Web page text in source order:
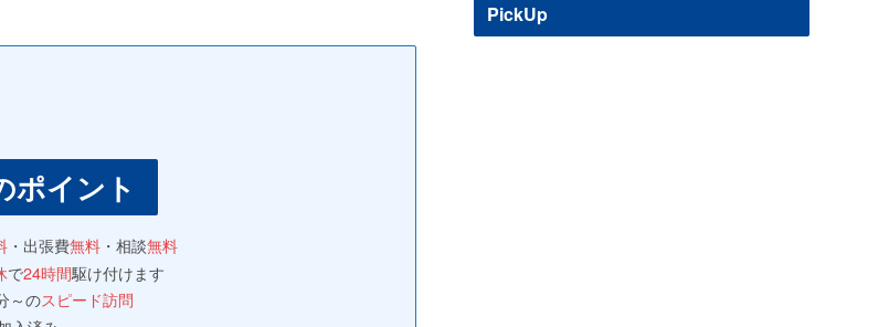
ポイント
・出張費無料 ・相談無料
で24時間駆け付けます
～のスピード訪問
PickUp